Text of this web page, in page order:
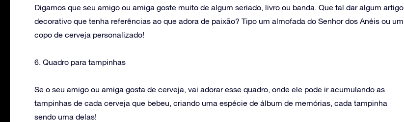
Digamos que seu amigo ou amiga goste muito de algum seriado, livro ou banda. Que tal dar algum artigo
decorativo que tenha referências ao que adora de paixão? Tipo um almofada do Senhor dos Anéis ou um
copo de cerveja personalizado!
6. Quadro para tampinhas
Se o seu amigo ou amiga gosta de cerveja, vai adorar esse quadro, onde ele pode ir acumulando as
tampinhas de cada cerveja que bebeu, criando uma espécie de álbum de memórias, cada tampinha
sendo uma delas!